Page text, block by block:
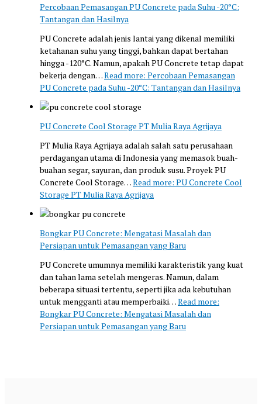
Percobaan Pemasangan PU Concrete pada Suhu -20°C:
Tantangan dan Hasilnya
PU Concrete adalah jenis lantai yang dikenal memiliki
ketahanan suhu yang tinggi, bahkan dapat bertahan
hingga -120°C. Namun, apakah PU Concrete tetap dapat
bekerja dengan…Read more: Percobaan Pemasangan
PU Concrete pada Suhu -20°C: Tantangan dan Hasilnya
PU Concrete Cool Storage PT Mulia Raya Agrijaya
PT Mulia Raya Agrijaya adalah salah satu perusahaan
perdagangan utama di Indonesia yang memasok buah-
buahan segar, sayuran, dan produk susu. Proyek PU
Concrete Cool Storage…Read more: PU Concrete Cool
Storage PT Mulia Raya Agrijaya
Bongkar PU Concrete: Mengatasi Masalah dan
Persiapan untuk Pemasangan yang Baru
PU Concrete umumnya memiliki karakteristik yang kuat
dan tahan lama setelah mengeras. Namun, dalam
beberapa situasi tertentu, seperti jika ada kebutuhan
untuk mengganti atau memperbaiki…Read more:
Bongkar PU Concrete: Mengatasi Masalah dan
Persiapan untuk Pemasangan yang Baru